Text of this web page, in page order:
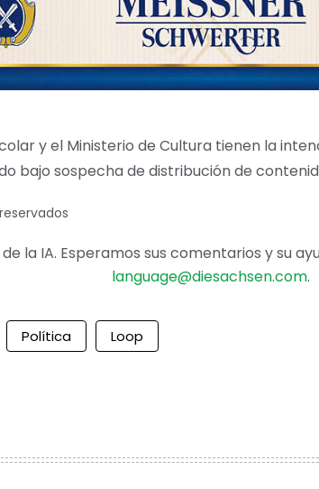
y el Ministerio de Cultura tienen la
bajo sospecha de distribución de
la IA. Esperamos sus comentarios y su
language@diesachsen.com.
Política Loop